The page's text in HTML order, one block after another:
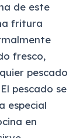
de este
fritura
fresco,
pescado
pescado se
especial
en